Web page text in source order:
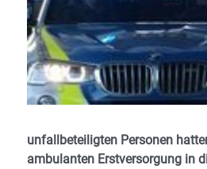
unfallbeteiligten Personen
ambulanten Erstversorgung in